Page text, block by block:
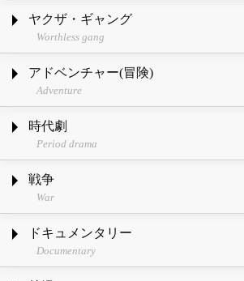
ヤクザ・ギャング
Worthless gang
アドベンチャー(冒険)
Adventure
時代劇
Period drama
戦争
War
ドキュメンタリー
Documentary